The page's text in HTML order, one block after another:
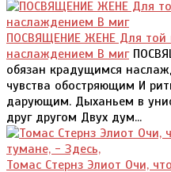
ПОСВЯЩЕНИЕ ЖЕНЕ Для той
наслаждением В миг
обязан крадущимся
чувства обостряющим И
дарующим. Дыханьем в
друг другом Двух дум...
Томас Стернз Элиот Очи,